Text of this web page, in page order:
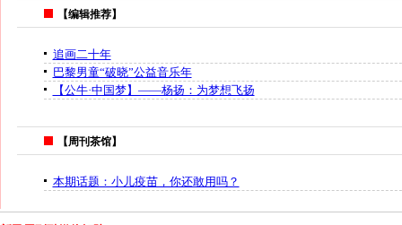
【编辑推荐】
追画二十年
巴黎男童“破晓”公益音乐年
【公牛·中国梦】——杨扬：为梦想飞扬
【周刊茶馆】
本期话题：小儿疫苗，你还敢用吗？